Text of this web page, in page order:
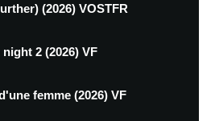
(2026) VOSTFR
2 (2026) VF
femme (2026) VF